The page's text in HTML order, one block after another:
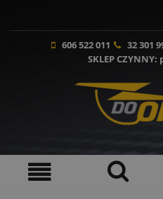
606 522 011 32 301
SKLEP CZYNNY: